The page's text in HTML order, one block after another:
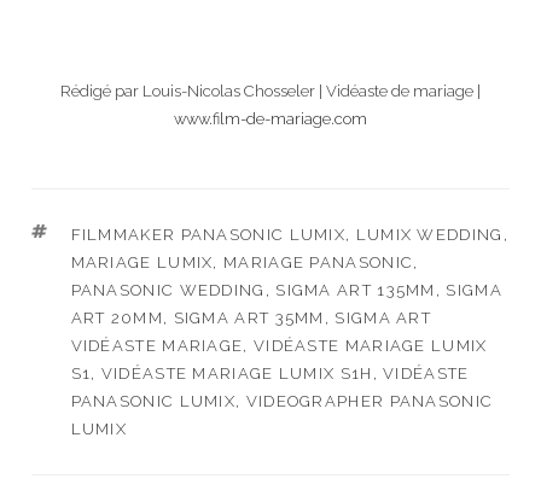
Rédigé par Louis-Nicolas Chosseler | Vidéaste de mariage |
www.film-de-mariage.com
ÉTIQUETTES
FILMMAKER PANASONIC LUMIX, LUMIX WEDDING ,
MARIAGE LUMIX, MARIAGE PANASONIC ,
PANASONIC WEDDING , SIGMA ART 135MM , SIGMA
ART 20MM , SIGMA ART 35MM , SIGMA ART
VIDÉASTE MARIAGE, VIDÉASTE MARIAGE LUMIX
S1 , VIDÉASTE MARIAGE LUMIX S1H ,VIDÉASTE
PANASONIC LUMIX, VIDEOGRAPHER PANASONIC
LUMIX